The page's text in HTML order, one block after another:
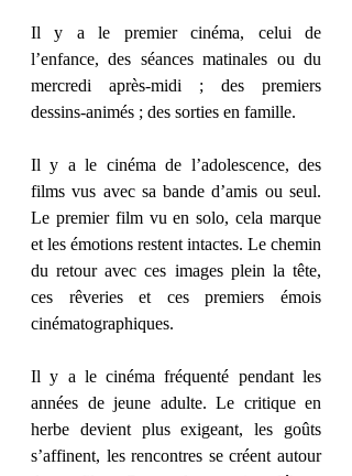
Il y a le premier cinéma, celui de
l’enfance, des séances matinales ou du
mercredi après-midi ; des premiers
dessins-animés ; des sorties en famille.
Il y a le cinéma de l’adolescence, des
films vus avec sa bande d’amis ou seul.
Le premier film vu en solo, cela marque
et les émotions restent intactes. Le chemin
du retour avec ces images plein la tête,
ces rêveries et ces premiers émois
cinématographiques.
Il y a le cinéma fréquenté pendant les
années de jeune adulte. Le critique en
herbe devient plus exigeant, les goûts
s’affinent, les rencontres se créent autour